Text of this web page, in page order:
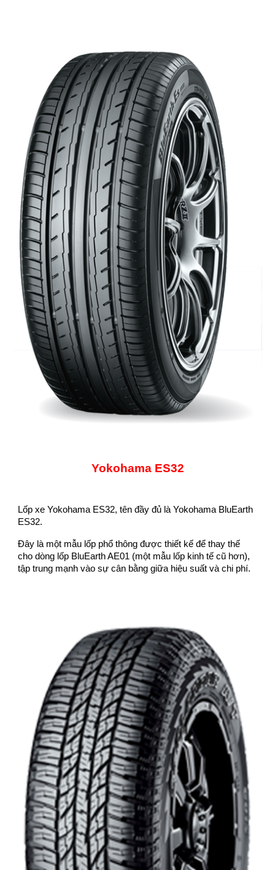
Yokohama ES32
Lốp xe Yokohama ES32, tên đầy đủ là Yokohama BluEarth
ES32.
Đây là một mẫu lốp phổ thông được thiết kế để thay thế
cho dòng lốp BluEarth AE01 (một mẫu lốp kinh tế cũ hơn),
tập trung mạnh vào sự cân bằng giữa hiệu suất và chi phí.